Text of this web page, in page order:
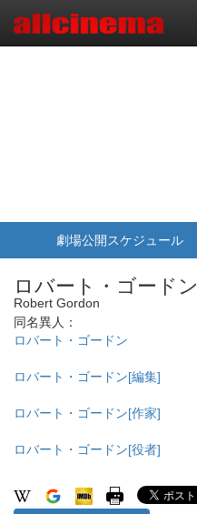
劇場公開スケジュール
ロバート・ゴードン
Robert Gordon
同名異人：
ロバート・ゴードン
ロバート・ゴードン[編集]
ロバート・ゴードン[作家]
ロバート・ゴードン[役者]